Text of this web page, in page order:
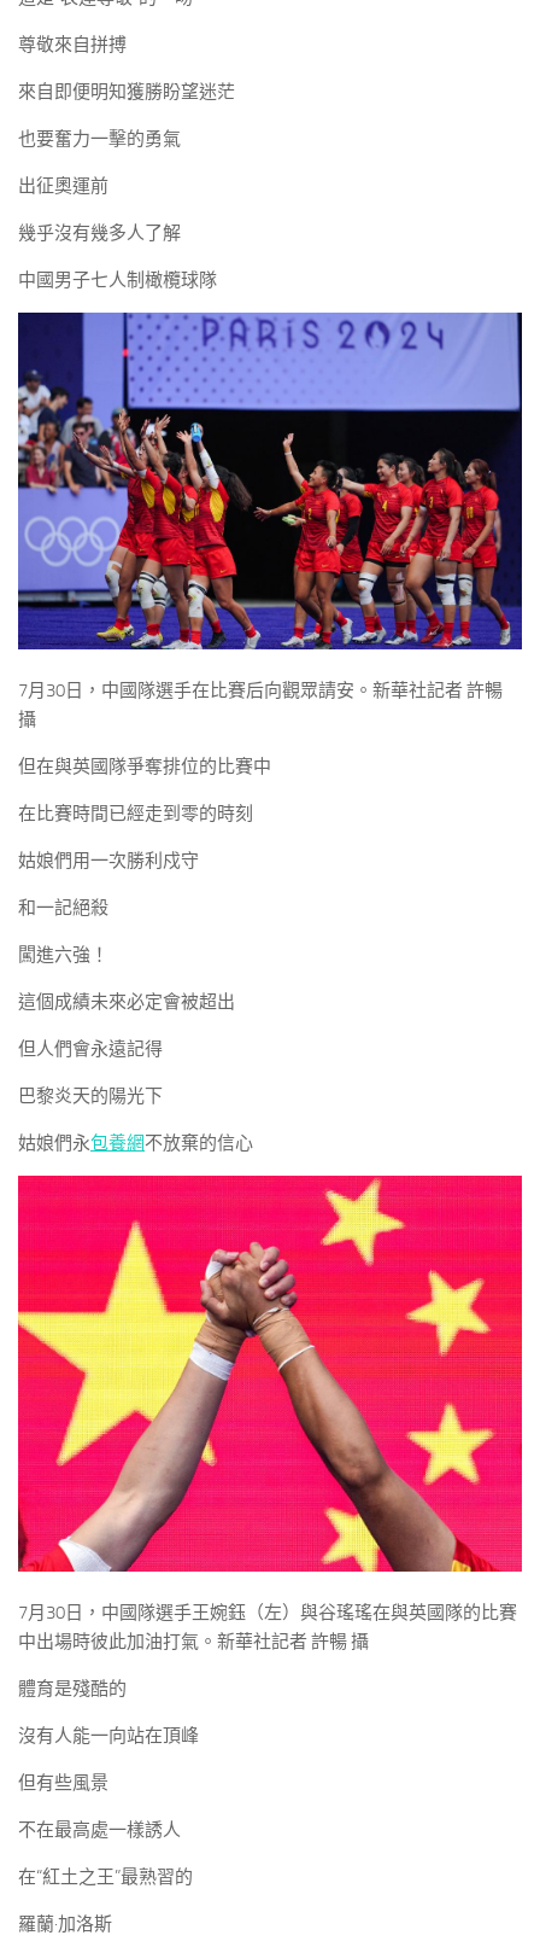
尊敬來自拼搏
來自即便明知獲勝盼望迷茫
也要奮力一擊的勇氣
出征奧運前
幾乎沒有幾多人了解
中國男子七人制橄欖球隊
7月30日，中國隊選手在比賽后向觀眾請安。新華社記者 許暢
攝
但在與英國隊爭奪排位的比賽中
在比賽時間已經走到零的時刻
姑娘們用一次勝利戍守
和一記絕殺
闖進六強！
這個成績未來必定會被超出
但人們會永遠記得
巴黎炎天的陽光下
姑娘們永包養網不放棄的信心
7月30日，中國隊選手王婉鈺（左）與谷瑤瑤在與英國隊的比賽
中出場時彼此加油打氣。新華社記者 許暢 攝
體育是殘酷的
沒有人能一向站在頂峰
但有些風景
不在最高處一樣誘人
在“紅土之王”最熟習的
羅蘭·加洛斯